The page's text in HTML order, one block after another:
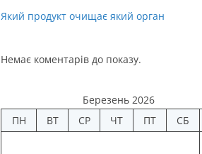
Який продукт очищає який орган
Немає коментарів до показу.
Березень 2026
ПН
ВТ СР ЧТ ПТ СБ